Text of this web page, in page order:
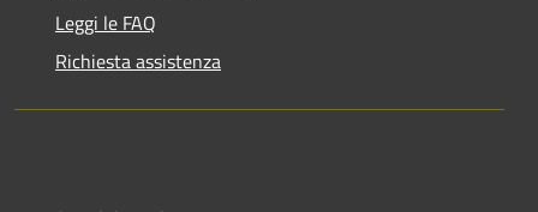
Leggi le FAQ
Richiesta assistenza